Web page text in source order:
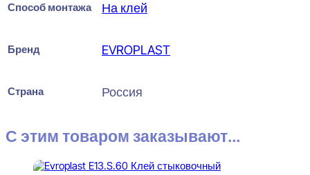
Способ монтажа На клей
Бренд EVROPLAST
Страна Россия
С этим товаром заказывают...